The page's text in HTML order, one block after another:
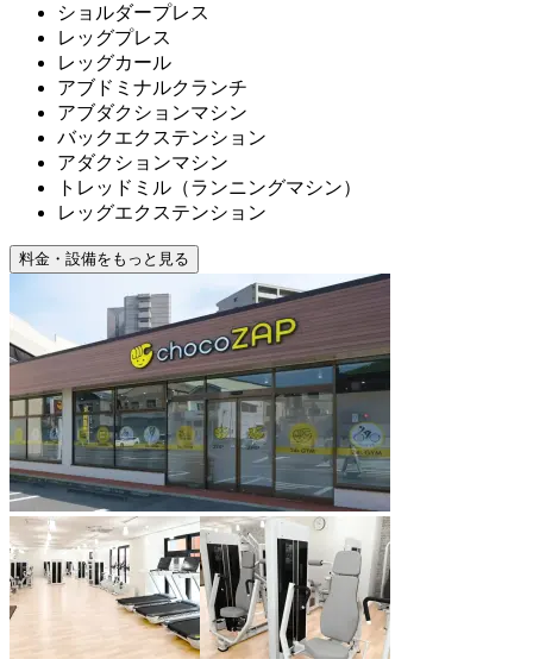
ショルダープレス
レッグプレス
レッグカール
アブドミナルクランチ
アブダクションマシン
バックエクステンション
アダクションマシン
トレッドミル（ランニングマシン）
レッグエクステンション
料金・設備をもっと見る